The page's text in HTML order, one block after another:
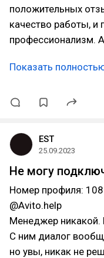
положительных
качество работы, и
профессионализм.
Показать
EST
25.09.2023
Не могу
Номер профиля:
@Avito.help
Менеджер никакой.
С ним диалог
но увы, никак не